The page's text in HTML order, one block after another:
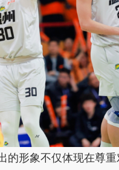
形象不仅体现在尊